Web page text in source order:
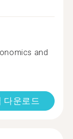
and
다운로드